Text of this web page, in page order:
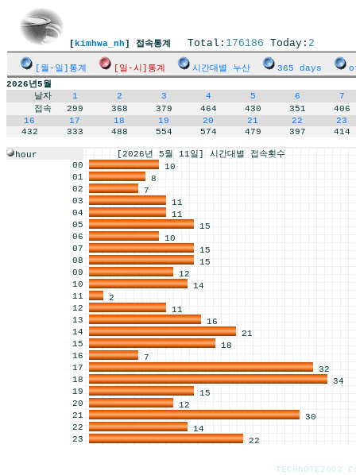
[ kimhwa_nh] 접속통계 Total: 176186 Today: 2
[월-일]통계 [일-시]통계 시간대별 누산 365 days
2026년5월
날자
1 2 3 4 5 6
7
접속
299 368 379 464 430 351
406
16
17 18 19 20 21 22
23
432
333 488 554 574 479 397 414
hour
[2026년 5월 11일] 시간대별 접속횟수
00
10
01
8
02
7
03
11
04
11
05
15
06
10
07
15
08
15
09
12
10
14
11
2
12
11
13
16
14
21
15
18
16
7
17
32
18
34
19
15
20
12
21
30
22
14
23
22